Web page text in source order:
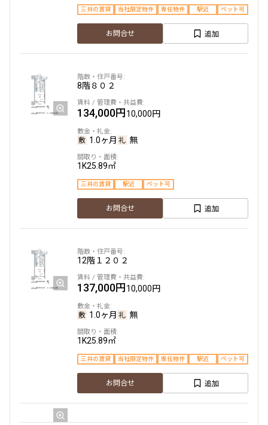
三井の賃貸 当社限定物件 専任物件 駅近 ペット可
お問合せ 追加
8階８０２
134,000円10,000円
1.0ヶ月 無
1K25.89㎡
三井の賃貸 駅近 ペット可
お問合せ 追加
12階１２０２
137,000円10,000円
1.0ヶ月 無
1K25.89㎡
三井の賃貸 当社限定物件 専任物件 駅近 ペット可
お問合せ 追加